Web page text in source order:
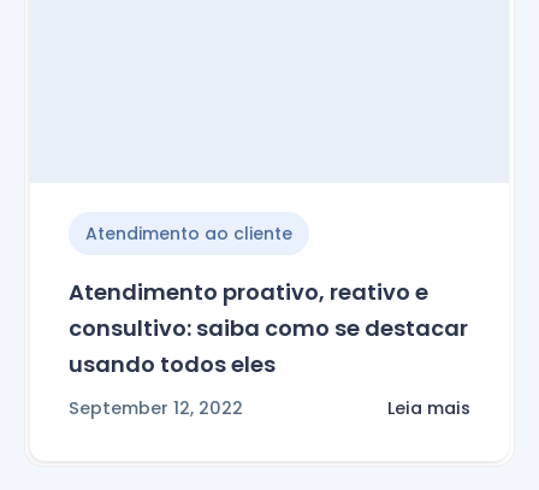
Atendimento ao cliente
Atendimento proativo, reativo e
consultivo: saiba como se destacar
usando todos eles
September 12, 2022 Leia mais